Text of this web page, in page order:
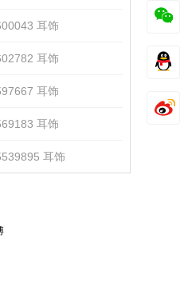
耳饰
耳饰
耳饰
耳饰
耳饰